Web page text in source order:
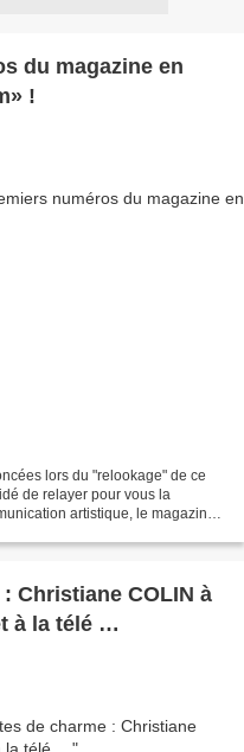
du magazine en
!
lors du "relookage" de ce
de relayer pour vous la
artistique, le magazine
Christiane COLIN à
à la télé …